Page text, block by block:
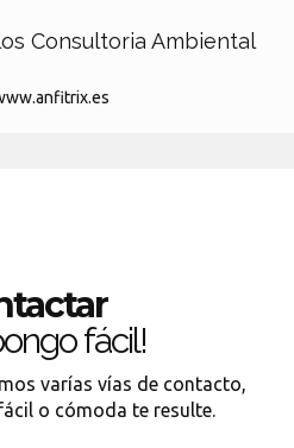
Consultoria Ambiental
fácil!
varías vías de contacto,
o cómoda te resulte.